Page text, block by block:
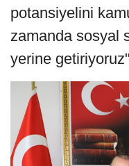
potansiyelini
zamanda sosyal
yerine